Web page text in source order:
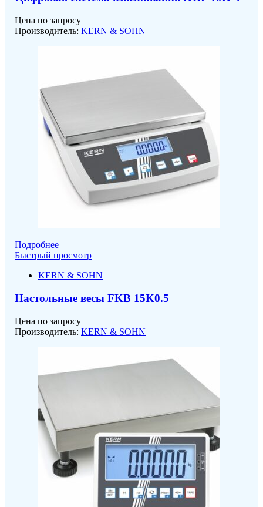
Цена по запросу
Производитель: KERN & SOHN
Подробнее
Быстрый просмотр
KERN & SOHN
Настольные весы FKB 15K0.5
Цена по запросу
Производитель: KERN & SOHN